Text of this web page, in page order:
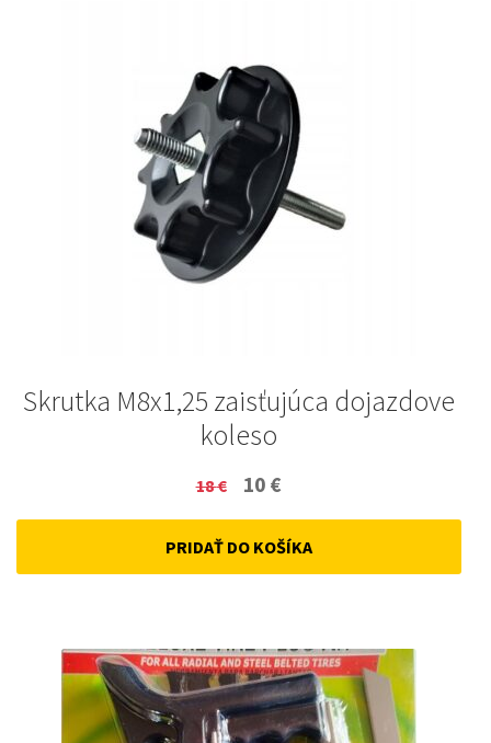
Skrutka M8x1,25 zaisťujúca dojazdove
koleso
18€
Original
price
was:
10 €
price
is:
PRIDAŤ DO KOŠÍKA